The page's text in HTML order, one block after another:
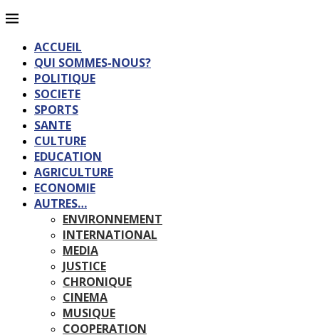
ACCUEIL
QUI SOMMES-NOUS?
POLITIQUE
SOCIETE
SPORTS
SANTE
CULTURE
EDUCATION
AGRICULTURE
ECONOMIE
AUTRES…
ENVIRONNEMENT
INTERNATIONAL
MEDIA
JUSTICE
CHRONIQUE
CINEMA
MUSIQUE
COOPERATION